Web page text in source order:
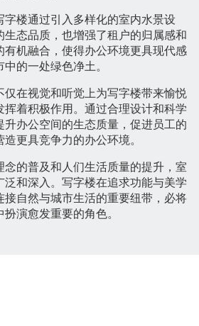
字楼通过引入多样化的室内水景设
生态品质，也增强了租户的归属感和
有机融合，使得办公环境更具现代感
的一处绿色净土。
仅在视觉和听觉上为写字楼带来愉悦
挥着积极作用。通过合理设计和科学
升办公空间的生态质量，促进员工的
更具竞争力的办公环境。
念的普及和人们生活质量的提升，室
泛和深入。写字楼在追求功能与美学
接自然与城市生活的重要纽带，必将
演愈发重要的角色。